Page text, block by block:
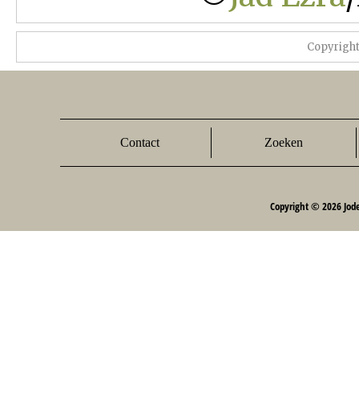
Contact Zoeken
Copyright © 2026